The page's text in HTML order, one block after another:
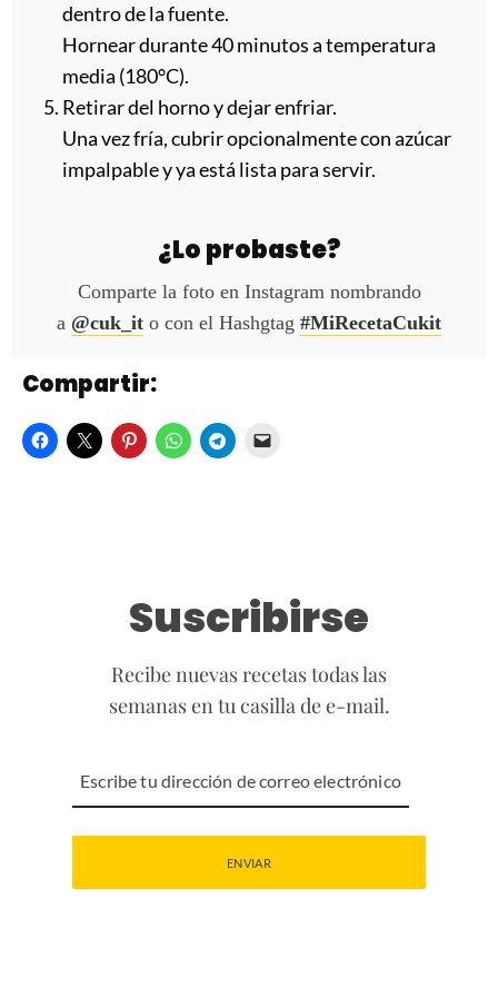
dentro de la fuente.
Hornear durante 40 minutos a temperatura
media (180°C).
Retirar del horno y dejar enfriar.
Una vez fría, cubrir opcionalmente con azúcar
impalpable y ya está lista para servir.
¿Lo probaste?
Comparte la foto en Instagram nombrando
a @cuk_it o con el Hashgtag #MiRecetaCukit
Compartir:
Suscribirse
Recibe nuevas recetas todas las
semanas en tu casilla de e-mail.